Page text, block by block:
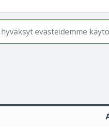
evästeidemme